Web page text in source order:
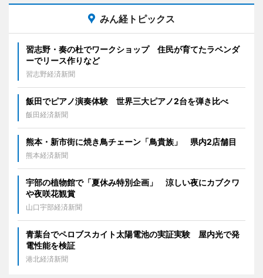
みん経トピックス
習志野・奏の杜でワークショップ 住民が育てたラベンダ
ーでリース作りなど
習志野経済新聞
飯田でピアノ演奏体験 世界三大ピアノ2台を弾き比べ
飯田経済新聞
熊本・新市街に焼き鳥チェーン「鳥貴族」 県内2店舗目
熊本経済新聞
宇部の植物館で「夏休み特別企画」 涼しい夜にカブクワ
や夜咲花観賞
山口宇部経済新聞
青葉台でペロブスカイト太陽電池の実証実験 屋内光で発
電性能を検証
港北経済新聞